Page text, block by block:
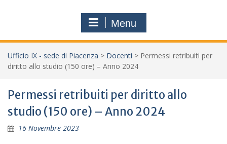
Menu
Ufficio IX - sede di Piacenza > Docenti > Permessi retribuiti per
diritto allo studio (150 ore) – Anno 2024
Permessi retribuiti per diritto allo
studio (150 ore) – Anno 2024
16 Novembre 2023